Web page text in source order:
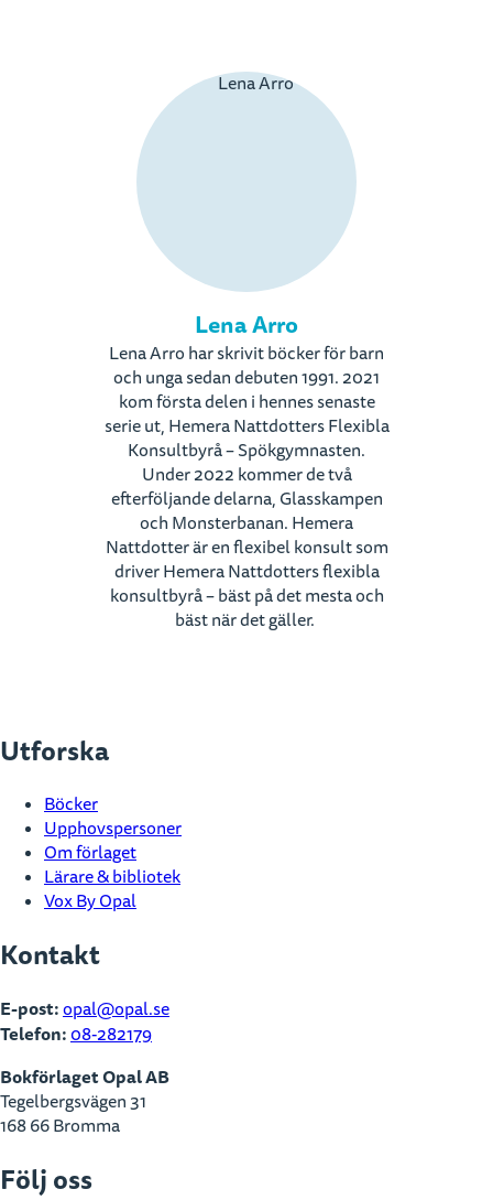
Lena Arro
Lena Arro har skrivit böcker för barn
och unga sedan debuten 1991. 2021
kom första delen i hennes senaste
serie ut, Hemera Nattdotters Flexibla
Konsultbyrå – Spökgymnasten.
Under 2022 kommer de två
efterföljande delarna, Glasskampen
och Monsterbanan. Hemera
Nattdotter är en flexibel konsult som
driver Hemera Nattdotters flexibla
konsultbyrå – bäst på det mesta och
bäst när det gäller.
Utforska
Böcker
Upphovspersoner
Om förlaget
Lärare & bibliotek
Vox By Opal
Kontakt
E-post:opal@opal.se
Telefon:08-282179
Bokförlaget Opal AB
Tegelbergsvägen 31
168 66 Bromma
Följ oss